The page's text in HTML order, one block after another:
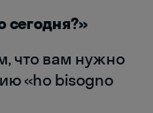
сегодня?»
что вам нужно
«ho bisogno